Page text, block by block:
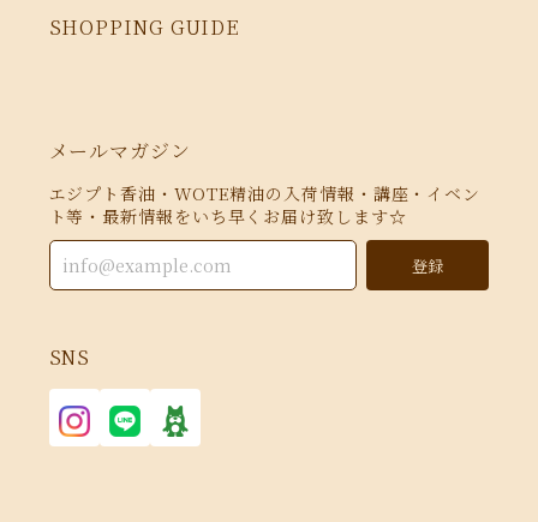
SHOPPING GUIDE
メールマガジン
エジプト香油・WOTE精油の入荷情報・講座・イベン
ト等・最新情報をいち早くお届け致します☆
登録
SNS